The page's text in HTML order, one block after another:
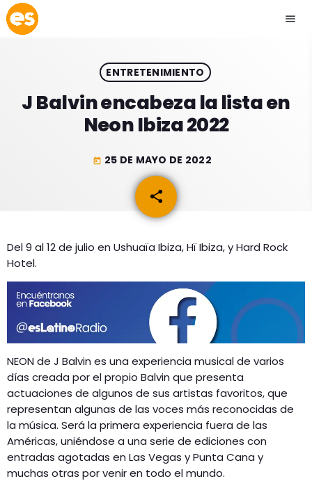
menu
play_arrow EMISIÓN LA PAZ
EMISIÓN COCHABAMBA
ENTRETENIMIENTO
LOS + TOP
INICIO
RADIO SPLENDID
CONTACTO
ENTRETENIMIENTO
J Balvin encabeza la lista en
Neon Ibiza 2022
today 25 DE MAYO DE 2022
share
email
Del 9 al 12 de julio en Ushuaïa ​​Ibiza, Hï Ibiza, y Hard Rock
Hotel.
NEON de J Balvin es una experiencia musical de varios
días creada por el propio Balvin que presenta
actuaciones de algunos de sus artistas favoritos, que
representan algunas de las voces más reconocidas de
la música. Será la primera experiencia fuera de las
Américas, uniéndose a una serie de ediciones con
entradas agotadas en Las Vegas y Punta Cana y
muchas otras por venir en todo el mundo.